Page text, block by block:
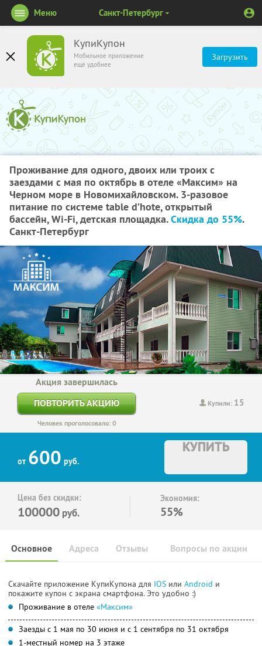
КупиКупон
Мобильное приложение
ещё удобнее
Загрузить
Меню Санкт-Петербург
Проживание для одного, двоих или троих с
заездами с мая по октябрь в отеле «Максим» на
Черном море в Новомихайловском. 3-разовое
питание по системе table d’hote, открытый
бассейн, Wi-Fi, детская площадка.Скидка до 55%.
Санкт-Петербург
Купили: 15
Акция завершилась
ПОВТОРИТЬ АКЦИЮ
Человек проголосовало: 0
от 600 руб.
КУПИТЬ
Цена без скидки:
100000 руб.
Экономия:
55%
Основное Отзывы Вопросы по акции
Адреса
Скачайте приложение КупиКупона для IOS или Android и
покажите купон с экрана смартфона. Это удобно :)
Проживание в отеле «Максим»
Заезды с 1 мая по 30 июня и с 1 сентября по 31 октября
1-местный номер на 3 этаже